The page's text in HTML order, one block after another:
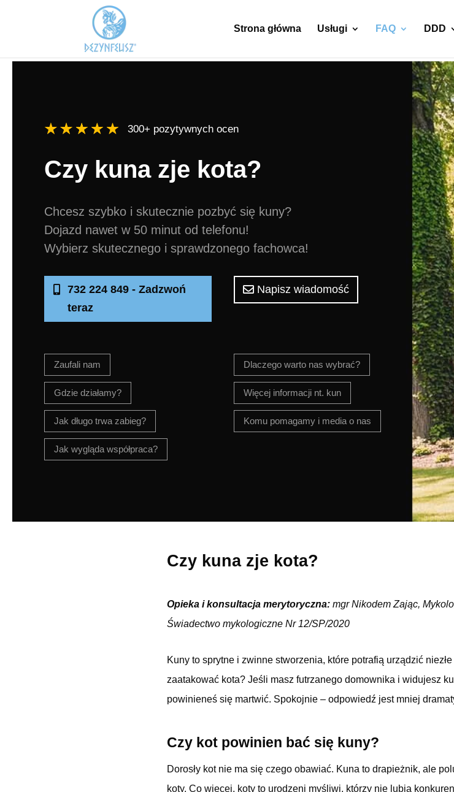
Strona główna Usługi FAQ DDD
300+ pozytywnych ocen
Czy kuna zje kota?
Chcesz szybko i skutecznie pozbyć się kuny?
Dojazd nawet w 50 minut od telefonu!
Wybierz skutecznego i sprawdzonego fachowca!
732 224 849 - Zadzwoń
teraz
Napisz wiadomość
Zaufali nam
Gdzie działamy?
Jak długo trwa zabieg?
Jak wygląda współpraca?
Dlaczego warto nas wybrać?
Więcej informacji nt. kun
Komu pomagamy i media o nas
Czy kuna zje kota?
Opieka i konsultacja merytoryczna: mgr Nikodem Zając,
Świadectwo mykologiczne Nr 12/SP/2020
Kuny to sprytne i zwinne stworzenia, które potrafią urządzić
zaatakować kota? Jeśli masz futrzanego domownika i widujesz
powinieneś się martwić. Spokojnie – odpowiedź jest mniej
Czy kot powinien bać się kuny?
Dorosły kot nie ma się czego obawiać. Kuna to drapieżnik, ale
koty. Co więcej, koty to urodzeni myśliwi, którzy nie lubią